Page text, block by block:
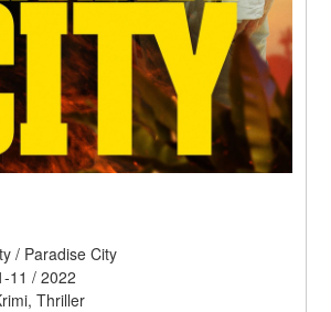
/ Paradise City
11 / 2022
Thriller